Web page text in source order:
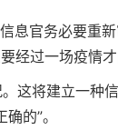
息官务必要重
过一场疫情
这将建立一种
的”。